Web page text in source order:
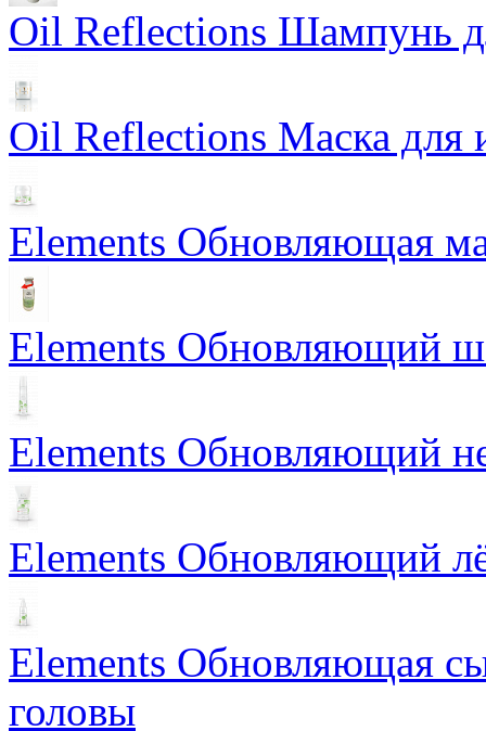
Oil Reflections Шампунь
Oil Reflections Маска для
Elements Обновляющая
Elements Обновляющий
Elements Обновляющий
Elements Обновляющий
Elements Обновляющая
головы